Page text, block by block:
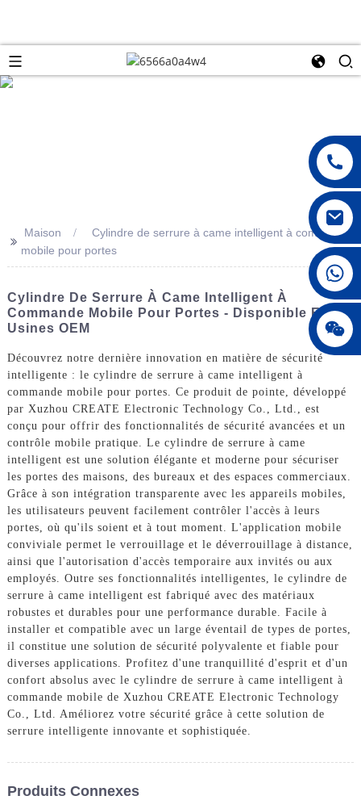
008615396811719
jenny010678
>> Maison
Cylindre de serrure à came intelligent à commande
mobile pour portes
Cylindre De Serrure À Came Intelligent À
Commande Mobile Pour Portes - Disponible En
Usines OEM
Découvrez notre dernière innovation en matière de sécurité
intelligente : le cylindre de serrure à came intelligent à
commande mobile pour portes. Ce produit de pointe, développé
par Xuzhou CREATE Electronic Technology Co., Ltd., est
conçu pour offrir des fonctionnalités de sécurité avancées et un
contrôle mobile pratique. Le cylindre de serrure à came
intelligent est une solution élégante et moderne pour sécuriser
les portes des maisons, des bureaux et des espaces commerciaux.
Grâce à son intégration transparente avec les appareils mobiles,
les utilisateurs peuvent facilement contrôler l'accès à leurs
portes, où qu'ils soient et à tout moment. L'application mobile
conviviale permet le verrouillage et le déverrouillage à distance,
ainsi que l'autorisation d'accès temporaire aux invités ou aux
employés. Outre ses fonctionnalités intelligentes, le cylindre de
serrure à came intelligent est fabriqué avec des matériaux
robustes et durables pour une performance durable. Facile à
installer et compatible avec un large éventail de types de portes,
il constitue une solution de sécurité polyvalente et fiable pour
diverses applications. Profitez d'une tranquillité d'esprit et d'un
confort absolus avec le cylindre de serrure à came intelligent à
commande mobile de Xuzhou CREATE Electronic Technology
Co., Ltd. Améliorez votre sécurité grâce à cette solution de
serrure intelligente innovante et sophistiquée.
Produits Connexes